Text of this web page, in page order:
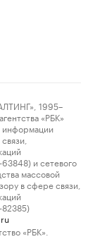
1995–
«РБК»
информации
и сетевого
массовой
в сфере связи,
«РБК».